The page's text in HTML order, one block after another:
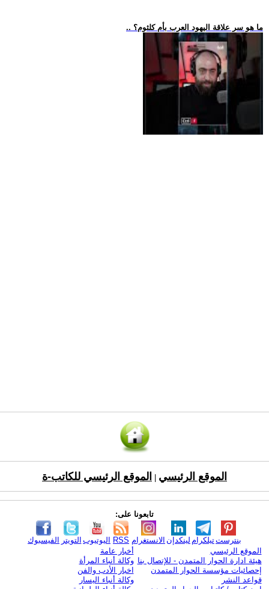
.. ما هو سر علاقة اليهود العرب بأم كلثوم؟
الموقع الرئيسي الموقع الرئيسي للكاتب-ة
تابعونا على:
الفيسبوك التويتر اليوتيوب RSS الانستغرام لينكدإن تيلكرامبنترست
الموقع الرئيسي
هيئة ادارة الحوار المتمدن - للإتصال بنا
إحصائيات مؤسسة الحوار المتمدن
قواعد النشر
أخبار عامة
وكالة أنباء المرأة
اخبار الأدب والفن
وكالة أنباء اليسار